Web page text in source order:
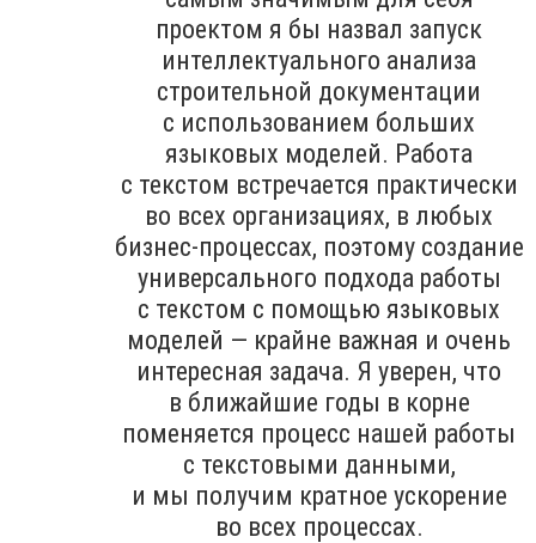
проектом я бы назвал запуск
интеллектуального анализа
строительной документации
с использованием больших
языковых моделей. Работа
с текстом встречается практически
во всех организациях, в любых
бизнес-процессах, поэтому создание
универсального подхода работы
с текстом с помощью языковых
моделей — крайне важная и очень
интересная задача. Я уверен, что
в ближайшие годы в корне
поменяется процесс нашей работы
с текстовыми данными,
и мы получим кратное ускорение
во всех процессах.